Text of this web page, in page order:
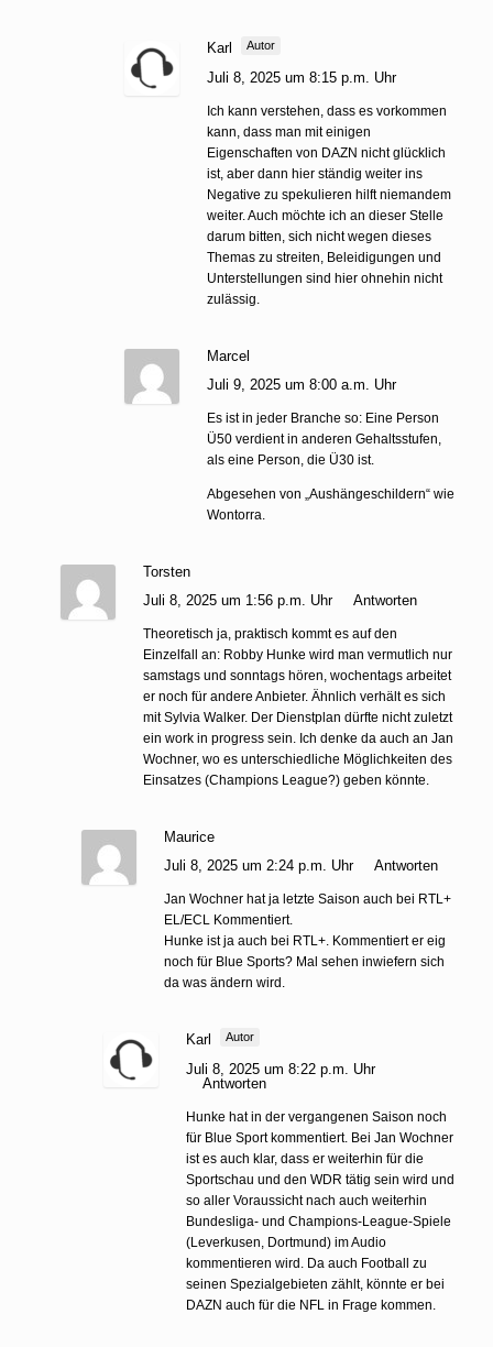
Karl Autor
Juli 8, 2025 um 8:15 p.m. Uhr
Ich kann verstehen, dass es vorkommen
kann, dass man mit einigen
Eigenschaften von DAZN nicht glücklich
ist, aber dann hier ständig weiter ins
Negative zu spekulieren hilft niemandem
weiter. Auch möchte ich an dieser Stelle
darum bitten, sich nicht wegen dieses
Themas zu streiten, Beleidigungen und
Unterstellungen sind hier ohnehin nicht
zulässig.
Marcel
Juli 9, 2025 um 8:00 a.m. Uhr
Es ist in jeder Branche so: Eine Person
Ü50 verdient in anderen Gehaltsstufen,
als eine Person, die Ü30 ist.
Abgesehen von „Aushängeschildern“ wie
Wontorra.
Torsten
Juli 8, 2025 um 1:56 p.m. Uhr
Antworten
Theoretisch ja, praktisch kommt es auf den
Einzelfall an: Robby Hunke wird man vermutlich nur
samstags und sonntags hören, wochentags arbeitet
er noch für andere Anbieter. Ähnlich verhält es sich
mit Sylvia Walker. Der Dienstplan dürfte nicht zuletzt
ein work in progress sein. Ich denke da auch an Jan
Wochner, wo es unterschiedliche Möglichkeiten des
Einsatzes (Champions League?) geben könnte.
Maurice
Juli 8, 2025 um 2:24 p.m. Uhr
Antworten
Jan Wochner hat ja letzte Saison auch bei RTL+
EL/ECL Kommentiert.
Hunke ist ja auch bei RTL+. Kommentiert er eig
noch für Blue Sports? Mal sehen inwiefern sich
da was ändern wird.
Karl Autor
Juli 8, 2025 um 8:22 p.m. Uhr
Antworten
Hunke hat in der vergangenen Saison noch
für Blue Sport kommentiert. Bei Jan Wochner
ist es auch klar, dass er weiterhin für die
Sportschau und den WDR tätig sein wird und
so aller Voraussicht nach auch weiterhin
Bundesliga- und Champions-League-Spiele
(Leverkusen, Dortmund) im Audio
kommentieren wird. Da auch Football zu
seinen Spezialgebieten zählt, könnte er bei
DAZN auch für die NFL in Frage kommen.